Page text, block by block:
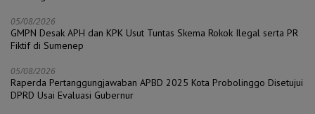
05/08/2026
GMPN Desak APH dan KPK Usut Tuntas Skema Rokok Ilegal serta PR
Fiktif di Sumenep
05/08/2026
Raperda Pertanggungjawaban APBD 2025 Kota Probolinggo Disetujui
DPRD Usai Evaluasi Gubernur